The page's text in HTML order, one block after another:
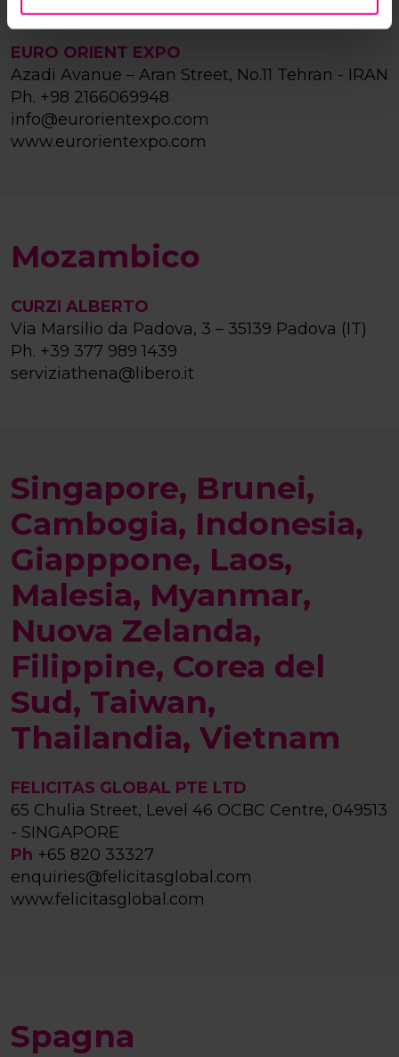
EURO ORIENT EXPO
Azadi Avanue – Aran Street, No.11 Tehran - IRAN
Ph. +98 2166069948
info@eurorientexpo.com
www.eurorientexpo.com
Mozambico
CURZI ALBERTO
Via Marsilio da Padova, 3 – 35139 Padova (IT)
Ph. +39 377 989 1439
serviziathena@libero.it
Singapore, Brunei,
Cambogia, Indonesia,
Giapppone, Laos,
Malesia, Myanmar,
Nuova Zelanda,
Filippine, Corea del
Sud, Taiwan,
Thailandia, Vietnam
FELICITAS GLOBAL PTE LTD
65 Chulia Street, Level 46 OCBC Centre, 049513
- SINGAPORE
Ph +65 820 33327
enquiries@felicitasglobal.com
www.felicitasglobal.com
Spagna